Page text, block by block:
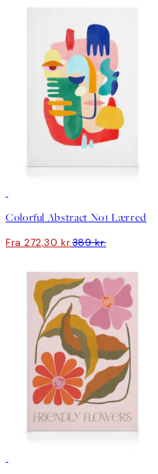
Colorful Abstract No1 Lærred
Fra 272,30 kr.389 kr.